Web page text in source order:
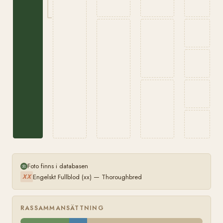
Foto finns i databasen
XX Engelskt Fullblod (xx) — Thoroughbred
RASSAMMANSÄTTNING